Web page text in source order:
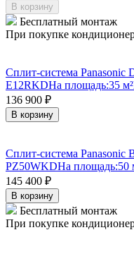
В корзину
Бесплатный монтаж
При покупке
Сплит-система Panasonic
E12RKDНа площадь:35 м²
136 900 ₽
В корзину
Сплит-система Panasonic
PZ50WKDНа площадь:50
145 400 ₽
В корзину
Бесплатный монтаж
При покупке